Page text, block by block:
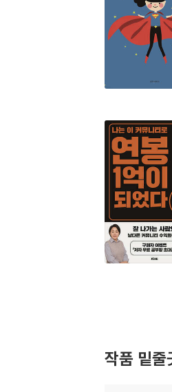
작품 밑줄